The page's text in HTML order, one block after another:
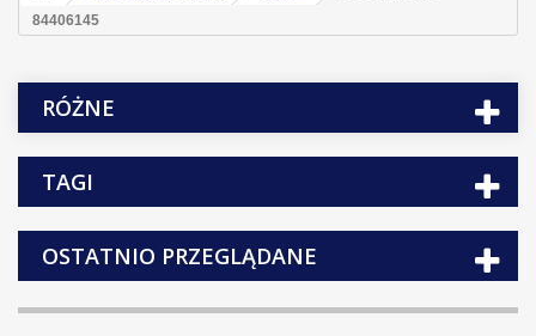
84406145
RÓŻNE
TAGI
OSTATNIO PRZEGLĄDANE